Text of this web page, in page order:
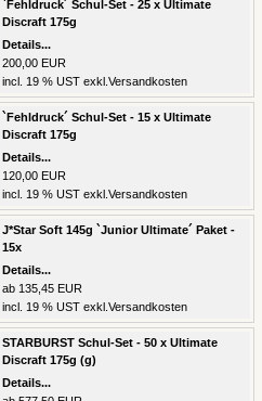
`Fehldruck´ Schul-Set - 25 x Ultimate
Discraft 175g
Details...
200,00 EUR
incl. 19 % UST exkl. Versandkosten
`Fehldruck´ Schul-Set - 15 x Ultimate
Discraft 175g
Details...
120,00 EUR
incl. 19 % UST exkl. Versandkosten
J*Star Soft 145g `Junior Ultimate´ Paket -
15x
Details...
ab 135,45 EUR
incl. 19 % UST exkl. Versandkosten
STARBURST Schul-Set - 50 x Ultimate
Discraft 175g (g)
Details...